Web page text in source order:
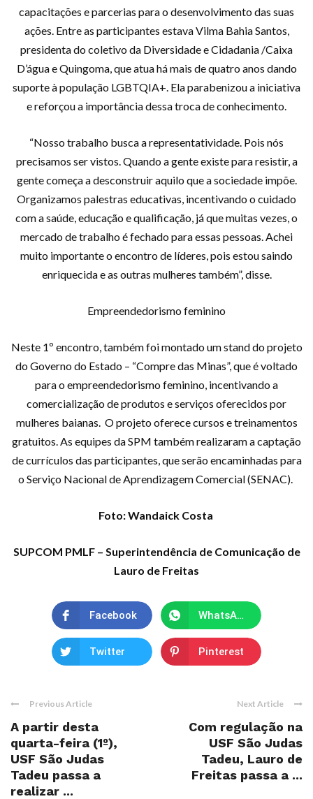
capacitações e parcerias para o desenvolvimento das suas
ações. Entre as participantes estava Vilma Bahia Santos,
presidenta do coletivo da Diversidade e Cidadania /Caixa
D’água e Quingoma, que atua há mais de quatro anos dando
suporte à população LGBTQIA+. Ela parabenizou a iniciativa
e reforçou a importância dessa troca de conhecimento.
“Nosso trabalho busca a representatividade. Pois nós
precisamos ser vistos. Quando a gente existe para resistir, a
gente começa a desconstruir aquilo que a sociedade impõe.
Organizamos palestras educativas, incentivando o cuidado
com a saúde, educação e qualificação, já que muitas vezes, o
mercado de trabalho é fechado para essas pessoas. Achei
muito importante o encontro de líderes, pois estou saindo
enriquecida e as outras mulheres também”, disse.
Empreendedorismo feminino
Neste 1º encontro, também foi montado um stand do projeto
do Governo do Estado – “Compre das Minas”, que é voltado
para o empreendedorismo feminino, incentivando a
comercialização de produtos e serviços oferecidos por
mulheres baianas. O projeto oferece cursos e treinamentos
gratuitos. As equipes da SPM também realizaram a captação
de currículos das participantes, que serão encaminhadas para
o Serviço Nacional de Aprendizagem Comercial (SENAC).
Foto: Wandaick Costa
SUPCOM PMLF – Superintendência de Comunicação de
Lauro de Freitas
Facebook WhatsApp
Twitter Pinterest
Previous Article
A partir desta
quarta-feira (1º),
USF São Judas
Tadeu passa a
realizar ...
Next Article
Com regulação na
USF São Judas
Tadeu, Lauro de
Freitas passa a ...